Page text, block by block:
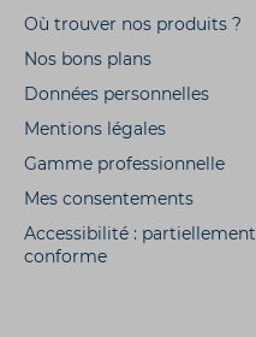
Où trouver nos produits ?
Nos bons plans
Données personnelles
Mentions légales
Gamme professionnelle
Mes consentements
Accessibilité : partiellement
conforme